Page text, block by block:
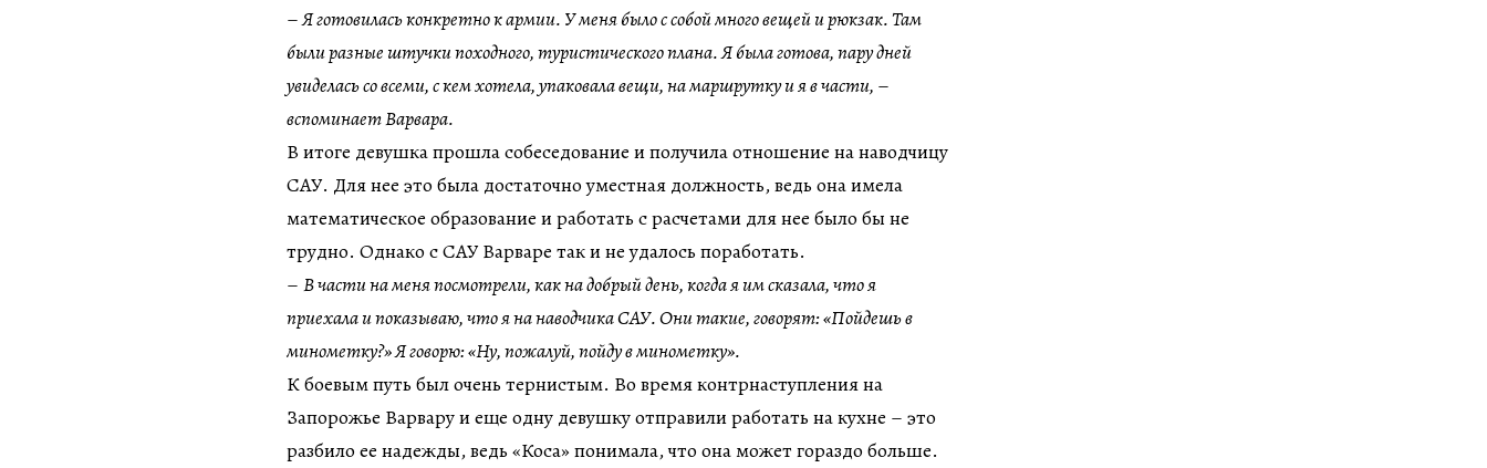
–Я готовилась конкретно к армии. У меня было с собой много вещей и рюкзак. Там
были разные штучки походного, туристического плана. Я была готова, пару дней
увиделась со всеми, с кем хотела, упаковала вещи, на маршрутку и я в части, –
вспоминает Варвара.
В итоге девушка прошла собеседование и получила отношение на наводчицу
САУ. Для нее это была достаточно уместная должность, ведь она имела
математическое образование и работать с расчетами для нее было бы не
трудно. Однако с САУ Варваре так и не удалось поработать.
– В части на меня посмотрели, как на добрый день, когда я им сказала, что я
приехала и показываю, что я на наводчика САУ. Они такие, говорят: «Пойдешь в
минометку?» Я говорю: «Ну, пожалуй, пойду в минометку».
К боевым путь был очень тернистым. Во время контрнаступления на
Запорожье Варвару и еще одну девушку отправили работать на кухне – это
разбило ее надежды, ведь «Коса» понимала, что она может гораздо больше.